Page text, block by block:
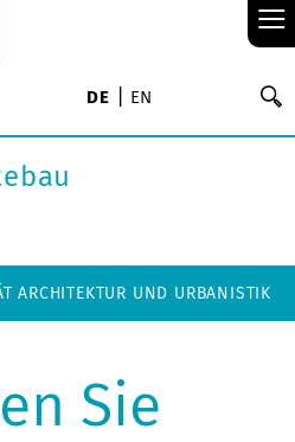
≡
DE EN
ARCHITEKTUR UND URBANISTIK
Sie